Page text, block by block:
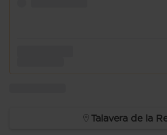
Talavera de la